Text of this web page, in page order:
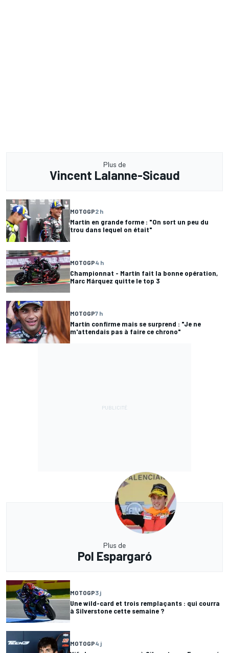
Plus de
Vincent Lalanne-Sicaud
MOTOGP2 h
Martín en grande forme : "On sort un peu du
trou dans lequel on était"
MOTOGP4 h
Championnat - Martín fait la bonne opération,
Marc Márquez quitte le top 3
MOTOGP7 h
Martín confirme mais se surprend : "Je ne
m'attendais pas à faire ce chrono"
Plus de
Pol Espargaró
MOTOGP3 j
Une wild-card et trois remplaçants : qui courra
à Silverstone cette semaine ?
MOTOGP4 j